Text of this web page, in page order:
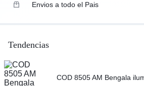
Envios a todo el Pais
Tendencias
COD 8505 AM Bengala